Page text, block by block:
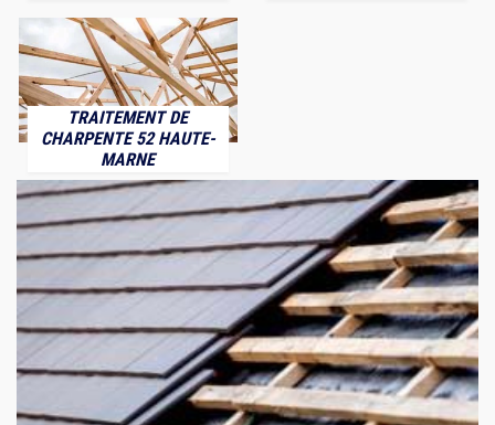
TRAITEMENT DE
CHARPENTE 52 HAUTE-
MARNE